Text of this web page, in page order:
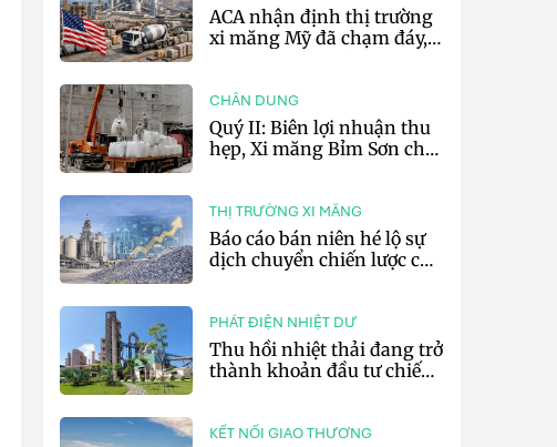
ACA nhận định thị trường
xi măng Mỹ đã chạm đáy,
CHÂN DUNG
Quý II: Biên lợi nhuận thu
hẹp, Xi măng Bỉm Sơn chỉ
THỊ TRƯỜNG XI MĂNG
Báo cáo bán niên hé lộ sự
dịch chuyển chiến lược của
PHÁT ĐIỆN NHIỆT DƯ
Thu hồi nhiệt thải đang trở
thành khoản đầu tư chiến
KẾT NỐI GIAO THƯƠNG